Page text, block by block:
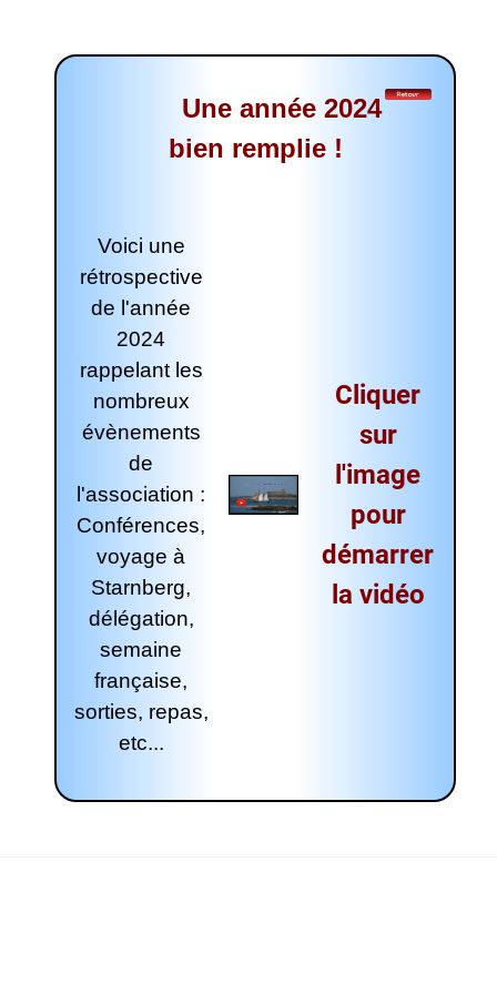
Une année 2024
bien remplie !
Voici une
rétrospective
de l'année
2024
rappelant les
nombreux
évènements
de
l'association :
Conférences,
voyage à
Starnberg,
délégation,
semaine
française,
sorties, repas,
etc...
Cliquer
sur
l'image
pour
démarrer
la vidéo